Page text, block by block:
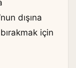
dışına
için